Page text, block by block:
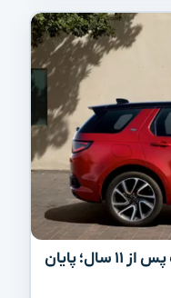
توقف تولید لندروور دیسکاوری اسپرت پس از ۱۱ سال؛ پایان